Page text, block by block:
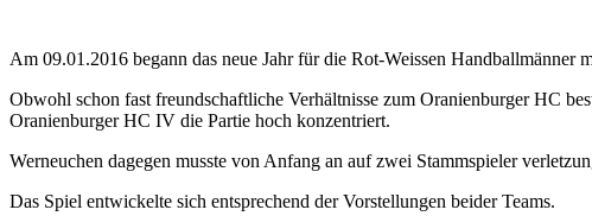
Am 09.01.2016 begann das neue Jahr für die Rot-Weissen Handballmänner
Obwohl schon fast freundschaftliche Verhältnisse zum Oranienburger HC
Oranienburger HC IV die Partie hoch konzentriert.
Werneuchen dagegen musste von Anfang an auf zwei Stammspieler
Das Spiel entwickelte sich entsprechend der Vorstellungen beider Teams.